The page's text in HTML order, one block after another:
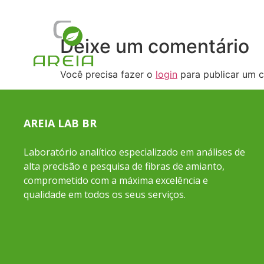
Deixe um comentário
Você precisa fazer o login para publicar um
AREIA LAB BR
Laboratório analítico especializado em análises de
alta precisão e pesquisa de fibras de amianto,
comprometido com a máxima excelência e
qualidade em todos os seus serviços.